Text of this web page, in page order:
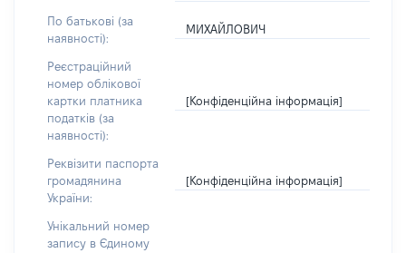
По батькові (за
наявності):
МИХАЙЛОВИЧ
Реєстраційний
номер облікової
картки платника
податків (за
наявності):
[Конфіденційна інформація]
Реквізити паспорта
громадянина
України:
[Конфіденційна інформація]
Унікальний номер
запису в Єдиному